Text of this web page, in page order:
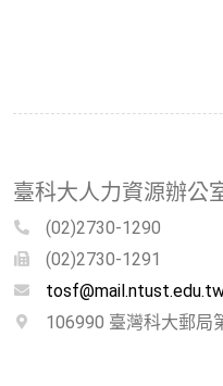
臺科大人力資源辦公
(02)2730-1290
(02)2730-1291
106990 臺灣科大郵局